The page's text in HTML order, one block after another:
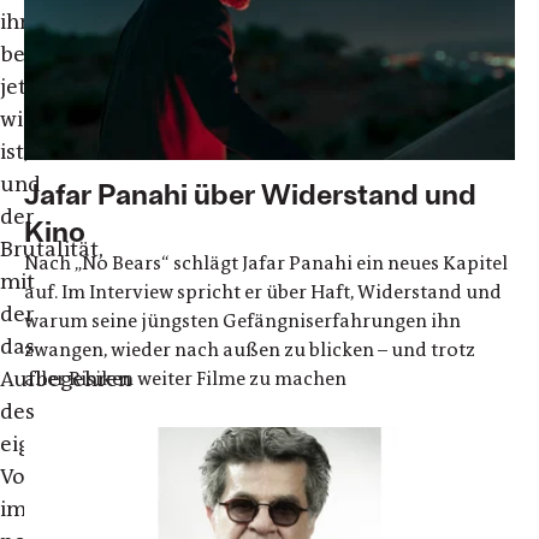
ihm
bereits
jetzt
widerfahren
ist,
und
der
Brutalität,
mit
der
das
Aufbegehren
des
eigenen
Volkes
immer
Jafar Panahi über Widerstand und
Kino
Nach „No Bears“ schlägt Jafar Panahi ein neues Kapitel
auf. Im Interview spricht er über Haft, Widerstand und
warum seine jüngsten Gefängniserfahrungen ihn
zwangen, wieder nach außen zu blicken – und trotz
aller Risiken weiter Filme zu machen